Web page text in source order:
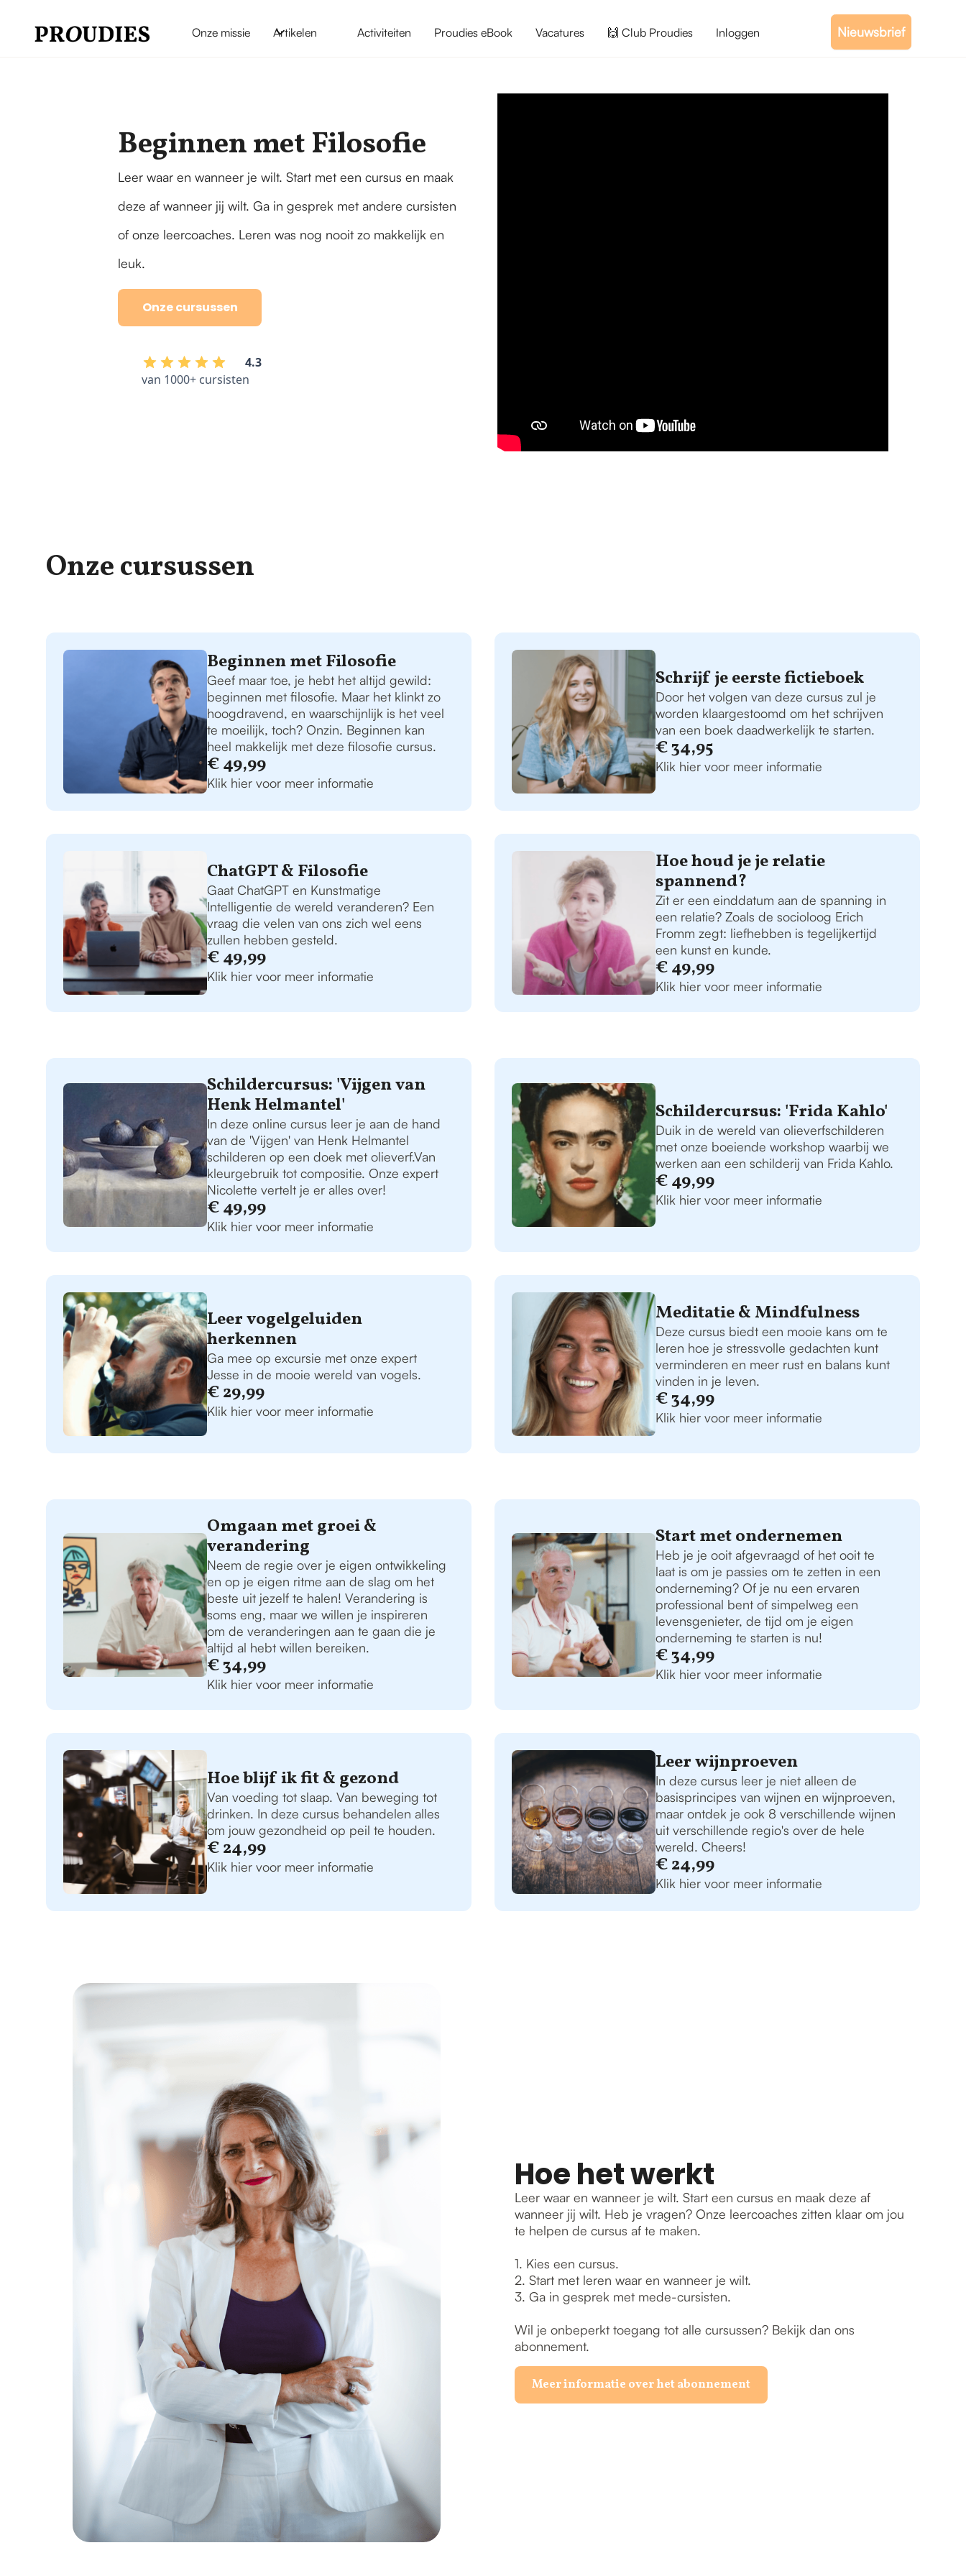
Onze missie Artikelen Activiteiten Proudies eBook Vacatures 🙌 Club Proudies Inloggen Nieuwsbrief
Beginnen met Filosofie
Leer waar en wanneer je wilt. Start met een cursus en maak
deze af wanneer jij wilt. Ga in gesprek met andere cursisten
of onze leercoaches. Leren was nog nooit zo makkelijk en
leuk.
Onze cursussen
4.3
van 1000+ cursisten
Onze cursussen
Beginnen met Filosofie
Geef maar toe, je hebt het altijd gewild:
beginnen met filosofie. Maar het klinkt zo
hoogdravend, en waarschijnlijk is het veel
te moeilijk, toch? Onzin. Beginnen kan
heel makkelijk met deze filosofie cursus.
€ 49,99
Klik hier voor meer informatie
Schrijf je eerste fictieboek
Door het volgen van deze cursus zul je
worden klaargestoomd om het schrijven
van een boek daadwerkelijk te starten.
€ 34,95
Klik hier voor meer informatie
ChatGPT & Filosofie
Gaat ChatGPT en Kunstmatige
Intelligentie de wereld veranderen? Een
vraag die velen van ons zich wel eens
zullen hebben gesteld.
€ 49,99
Klik hier voor meer informatie
Hoe houd je je relatie
spannend?
Zit er een einddatum aan de spanning in
een relatie? Zoals de socioloog Erich
Fromm zegt: liefhebben is tegelijkertijd
een kunst en kunde.
€ 49,99
Klik hier voor meer informatie
Schildercursus: 'Vijgen van
Henk Helmantel'
In deze online cursus leer je aan de hand
van de 'Vijgen' van Henk Helmantel
schilderen op een doek met olieverf.Van
kleurgebruik tot compositie. Onze expert
Nicolette vertelt je er alles over!
€ 49,99
Klik hier voor meer informatie
Schildercursus: 'Frida Kahlo'
Duik in de wereld van olieverfschilderen
met onze boeiende workshop waarbij we
werken aan een schilderij van Frida Kahlo.
€ 49,99
Klik hier voor meer informatie
Leer vogelgeluiden
herkennen
Ga mee op excursie met onze expert
Jesse in de mooie wereld van vogels.
€ 29,99
Klik hier voor meer informatie
Meditatie & Mindfulness
Deze cursus biedt een mooie kans om te
leren hoe je stressvolle gedachten kunt
verminderen en meer rust en balans kunt
vinden in je leven.
€ 34,99
Klik hier voor meer informatie
Omgaan met groei &
verandering
Neem de regie over je eigen ontwikkeling
en op je eigen ritme aan de slag om het
beste uit jezelf te halen! Verandering is
soms eng, maar we willen je inspireren
om de veranderingen aan te gaan die je
altijd al hebt willen bereiken.
€ 34,99
Klik hier voor meer informatie
Start met ondernemen
Heb je je ooit afgevraagd of het ooit te
laat is om je passies om te zetten in een
onderneming? Of je nu een ervaren
professional bent of simpelweg een
levensgenieter, de tijd om je eigen
onderneming te starten is nu!
€ 34,99
Klik hier voor meer informatie
Hoe blijf ik fit & gezond
Van voeding tot slaap. Van beweging tot
drinken. In deze cursus behandelen alles
om jouw gezondheid op peil te houden.
€ 24,99
Klik hier voor meer informatie
Leer wijnproeven
In deze cursus leer je niet alleen de
basisprincipes van wijnen en wijnproeven,
maar ontdek je ook 8 verschillende wijnen
uit verschillende regio's over de hele
wereld. Cheers!
€ 24,99
Klik hier voor meer informatie
Hoe het werkt
Leer waar en wanneer je wilt. Start een cursus en maak deze af
wanneer jij wilt. Heb je vragen? Onze leercoaches zitten klaar om jou
te helpen de cursus af te maken.
1. Kies een cursus.
2. Start met leren waar en wanneer je wilt.
3. Ga in gesprek met mede-cursisten.
Wil je onbeperkt toegang tot alle cursussen? Bekijk dan ons
abonnement.
Meer informatie over het abonnement